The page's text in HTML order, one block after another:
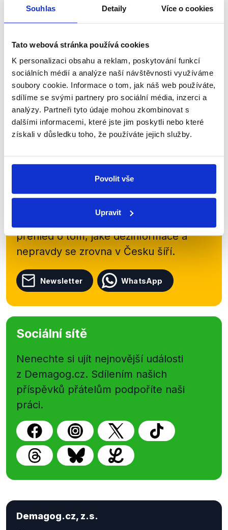
Souhlas Detaily Více o cookies
Tato webová stránka používá cookies
K personalizaci obsahu a reklam, poskytování funkcí
sociálních médií a analýze naší návštěvnosti využíváme
soubory cookie. Informace o tom, jak náš web používáte,
sdílíme se svými partnery pro sociální média, inzerci a
analýzy. Partneři tyto údaje mohou zkombinovat s
dalšími informacemi, které jste jim poskytli nebo které
získali v důsledku toho, že používáte jejich služby.
Povolit vše
Upravit
29. dubna 2012
tři zástupci donedávná vládních stran (Miroslava
Němcová (ODS), Radek John (VV) a Karel
Schwarzenberg (TOP09)) a jeden za nejsilnější...
Číst dál
Zůstaňme v kontaktu
Přihlaste se k odběru našeho
newsletteru nebowhatsappového
Začněte nás odebírat, a mějte tak
přehled o tom, jaké dezinformace a
nepravdy se zrovna v Česku šíří.
Newsletter WhatsApp
Sociální sítě
Nenechte si ujít nejnovější události
z Demagog.cz. Sdílením našich
příspěvků přátelům podpoříte naši
práci.
Demagog.cz, z.s.